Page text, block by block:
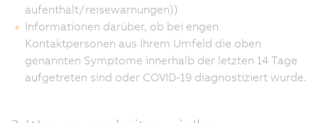
aufenthalt/reisewarnungen))
Informationen darüber, ob bei engen
Kontaktpersonen aus Ihrem Umfeld die oben
genannten Symptome innerhalb der letzten 14 Tage
aufgetreten sind oder COVID-19 diagnostiziert wurde.